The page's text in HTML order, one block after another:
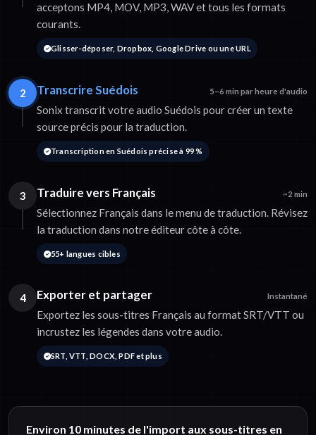
acceptons MP4, MOV, MP3, WAV et tous les formats
courants.
Glisser-déposer, Dropbox, Google Drive ou une URL
2 Transcrire Suédois 5–6 min par heure d'audio
Sonix transcrit votre audio Suédois pour créer un texte
source précis pour la traduction.
Transcription en Suédois précise à 99 %
3 Traduire vers Français ~2 min
Sélectionnez Français dans le menu de traduction. Révisez
la traduction dans notre éditeur côte à côte.
55+ langues cibles
4 Exporter et partager Instantané
Exportez les sous-titres Français au format SRT/VTT ou
incrustez les légendes dans votre audio.
SRT, VTT, DOCX, PDF et plus
Environ 10 minutes de l'import aux sous-titres en